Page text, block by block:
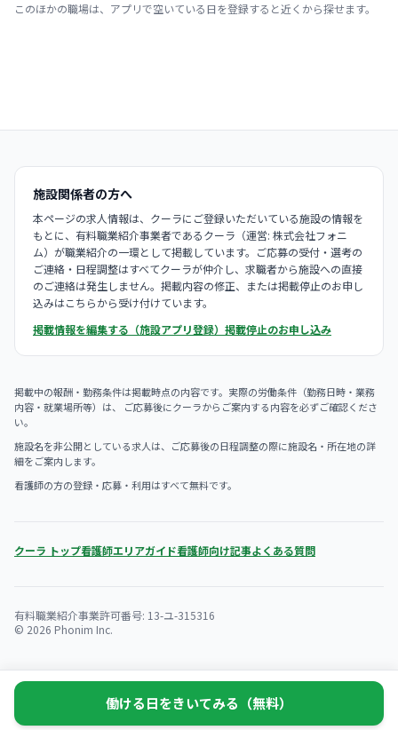
このほかの職場は、アプリで空いている日を登録すると近くから探せます。
施設関係者の方へ
本ページの求人情報は、クーラにご登録いただいている施設の情報を
もとに、有料職業紹介事業者であるクーラ（運営: 株式会社フォニ
ム）が職業紹介の一環として掲載しています。ご応募の受付・選考の
ご連絡・日程調整はすべてクーラが仲介し、求職者から施設への直接
のご連絡は発生しません。掲載内容の修正、または掲載停止のお申し
込みはこちらから受け付けています。
掲載情報を編集する（施設アプリ登録） 掲載停止のお申し込み
掲載中の報酬・勤務条件は掲載時点の内容です。実際の労働条件（勤務日時・業務
内容・就業場所等）は、 ご応募後にクーラからご案内する内容を必ずご確認くださ
い。
施設名を非公開としている求人は、ご応募後の日程調整の際に施設名・所在地の詳
細をご案内します。
看護師の方の登録・応募・利用はすべて無料です。
クーラ トップ看護師エリアガイド看護師向け記事よくある質問
有料職業紹介事業許可番号: 13-ユ-315316
© 2026 Phonim Inc.
働ける日をきいてみる（無料）